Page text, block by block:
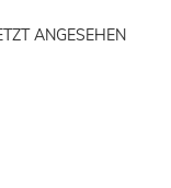
ANGESEHEN